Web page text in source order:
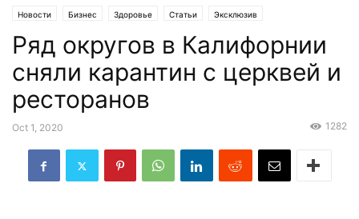
Новости Бизнес Здоровье Статьи Эксклюзив
Ряд округов в Калифорнии
сняли карантин с церквей и
ресторанов
Oct 1, 2020 1282